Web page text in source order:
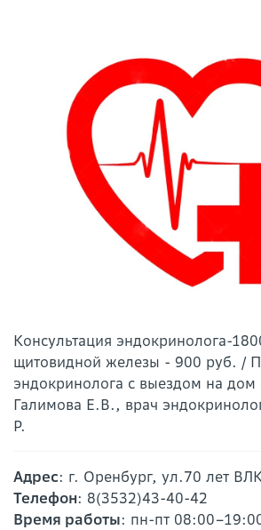
Консультация эндокринолога-
щитовидной железы - 900 руб. /
эндокринолога с выездом на
Галимова Е.В., врач
Р.
Адрес: г. Оренбург, ул.70 лет
Телефон: 8(3532)43-40-42
Время работы: пн-пт